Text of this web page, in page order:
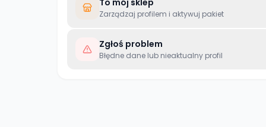
To mój sklep
Zarządzaj profilem i aktywuj pakiet
Zgłoś problem
Błędne dane lub nieaktualny profil